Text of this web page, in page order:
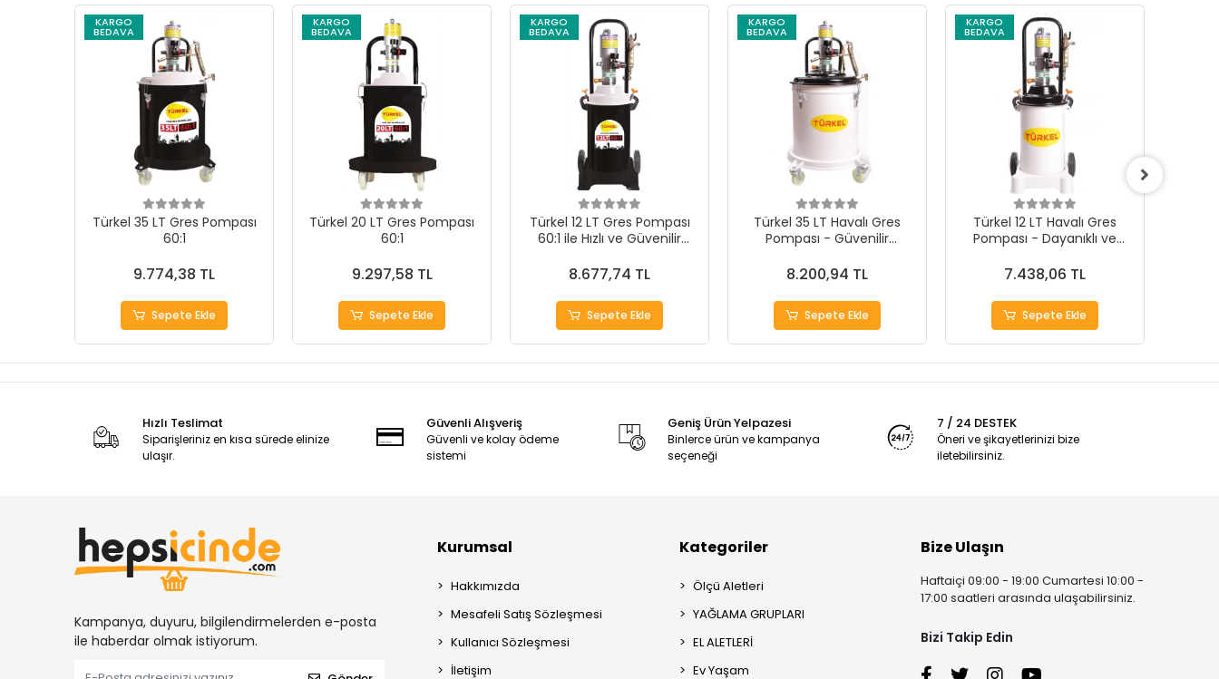
KARGO
BEDAVA
Türkel 35 LT Gres Pompası
60:1
9.774,38 TL
Sepete Ekle
KARGO
BEDAVA
Türkel 20 LT Gres Pompası
60:1
9.297,58 TL
Sepete Ekle
KARGO
BEDAVA
Türkel 12 LT Gres Pompası
60:1 ile Hızlı ve Güvenilir
8.677,74 TL
Sepete Ekle
KARGO
BEDAVA
Türkel 35 LT Havalı Gres
Pompası - Güvenilir
8.200,94 TL
Sepete Ekle
KARGO
BEDAVA
Türkel 12 LT Havalı Gres
Pompası - Dayanıklı ve
7.438,06 TL
Sepete Ekle
Hızlı Teslimat
Siparişleriniz en kısa sürede elinize
ulaşır.
Güvenli Alışveriş
Güvenli ve kolay ödeme
sistemi
Geniş Ürün Yelpazesi
Binlerce ürün ve kampanya
seçeneği
7 / 24 DESTEK
Öneri ve şikayetlerinizi bize
iletebilirsiniz.
Kampanya, duyuru, bilgilendirmelerden e-posta
ile haberdar olmak istiyorum.
Kurumsal
Hakkımızda
Mesafeli Satış Sözleşmesi
Kullanıcı Sözleşmesi
İletişim
Kategoriler
Ölçü Aletleri
YAĞLAMA GRUPLARI
EL ALETLERİ
Ev Yaşam
Bize Ulaşın
Haftaiçi 09:00 - 19:00 Cumartesi 10:00 -
17:00 saatleri arasında ulaşabilirsiniz.
Bizi Takip Edin